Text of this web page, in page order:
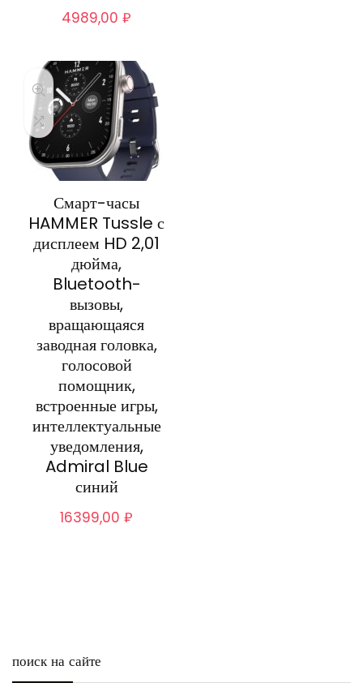
4989,00₽
Смарт-часы
HAMMER Tussle с
дисплеем HD 2,01
дюйма,
Bluetooth-
вызовы,
вращающаяся
заводная головка,
голосовой
помощник,
встроенные игры,
интеллектуальные
уведомления,
Admiral Blue
синий
16399,00₽
поиск на сайте